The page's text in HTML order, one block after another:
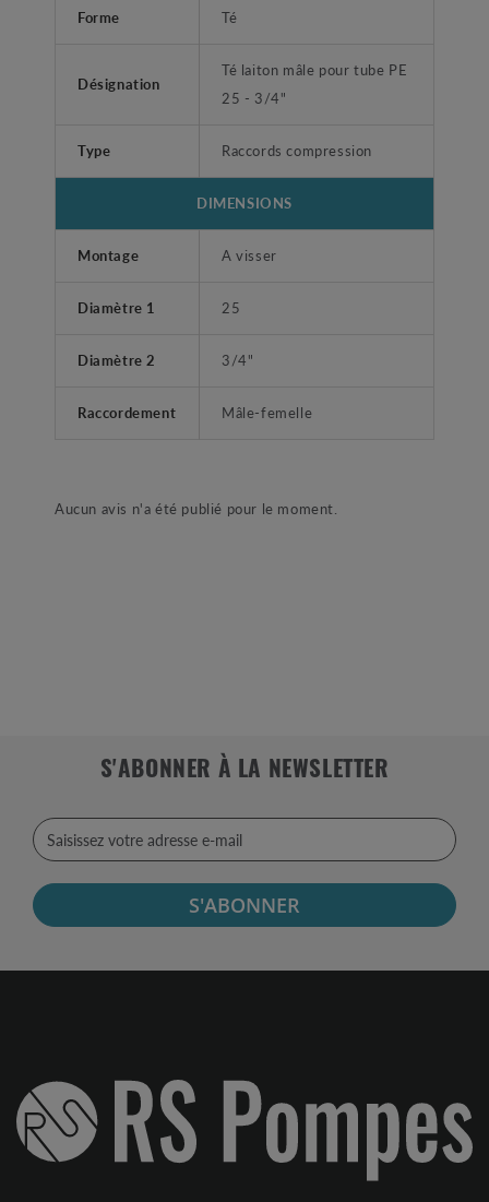
Forme Té
Désignation
Té laiton mâle pour tube PE
25 - 3/4"
Type Raccords compression
DIMENSIONS
Montage A visser
Diamètre 1 25
Diamètre 2 3/4"
Raccordement Mâle-femelle
Aucun avis n'a été publié pour le moment.
S'ABONNER À LA NEWSLETTER
S'ABONNER